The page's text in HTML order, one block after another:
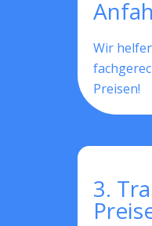
Wir
Preisen!
3.